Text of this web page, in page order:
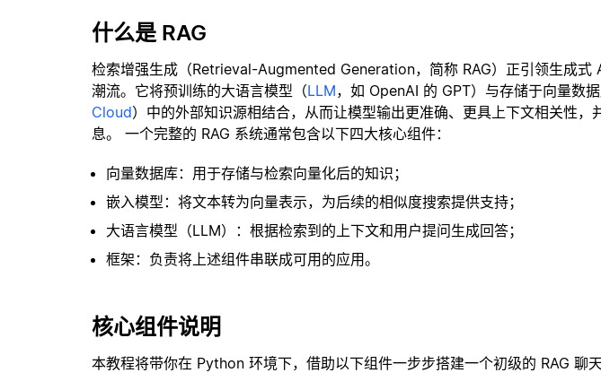
什么是 RAG
检索增强生成（Retrieval-Augmented Generation，简称 RAG）正引领生成式
潮流。它将预训练的大语言模型（LLM，如 OpenAI 的 GPT）与存储于向量数
Cloud）中的外部知识源相结合，从而让模型输出更准确、更具上下文相关性，
息。 一个完整的 RAG 系统通常包含以下四大核心组件：
向量数据库：用于存储与检索向量化后的知识；
嵌入模型：将文本转为向量表示，为后续的相似度搜索提供支持；
大语言模型（LLM）：根据检索到的上下文和用户提问生成回答；
框架：负责将上述组件串联成可用的应用。
核心组件说明
本教程将带你在 Python 环境下，借助以下组件一步步搭建一个初级的 RAG 聊天